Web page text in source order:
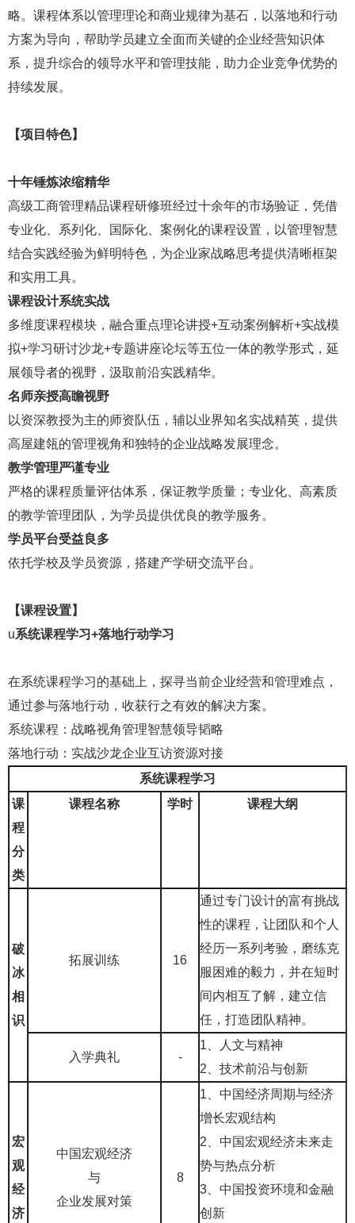
略。课程体系以管理理论和商业规律为基石，以落地和行动
方案为导向，帮助学员建立全面而关键的企业经营知识体
系，提升综合的领导水平和管理技能，助力企业竞争优势的
持续发展。
【项目特色】
十年锤炼浓缩精华
高级工商管理精品课程研修班经过十余年的市场验证，凭借
专业化、系列化、国际化、案例化的课程设置，以管理智慧
结合实践经验为鲜明特色，为企业家战略思考提供清晰框架
和实用工具。
课程设计系统实战
多维度课程模块，融合重点理论讲授+互动案例解析+实战模
拟+学习研讨沙龙+专题讲座论坛等五位一体的教学形式， 延
展领导者的视野，汲取前沿实践精华。
名师亲授高瞻视野
以资深教授为主的师资队伍，辅以业界知名实战精英，提供
高屋建瓴的管理视角和独特的企业战略发展理念。
教学管理严谨专业
严格的课程质量评估体系，保证教学质量；专业化、高素质
的教学管理团队，为学员提供优良的教学服务。
学员平台受益良多
依托学校及学员资源，搭建产学研交流平台。
【课程设置】
u系统课程学习+落地行动学习
在系统课程学习的基础上，探寻当前企业经营和管理难点，
通过参与落地行动，收获行之有效的解决方案。
系统课程：战略视角管理智慧领导韬略
落地行动：实战沙龙企业互访资源对接
系统课程学习
课
程
分
类
课程名称 学时 课程大纲
破
冰
相
识
拓展训练 16
通过专门设计的富有挑战
性的课程，让团队和个人
经历一系列考验，磨练克
服困难的毅力，并在短时
间内相互了解，建立信
任，打造团队精神。
入学典礼 -
1、人文与精神
2、技术前沿与创新
宏
观
经
济
中国宏观经济
与
企业发展对策
8
1、中国经济周期与经济
增长宏观结构
2、中国宏观经济未来走
势与热点分析
3、中国投资环境和金融
创新